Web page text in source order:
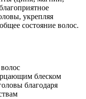
укрепляя
состояние волос.
блеском
благодаря